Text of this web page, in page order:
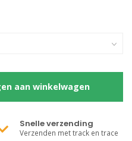
aan winkelwagen
Snelle verzending
Verzenden met track en trace